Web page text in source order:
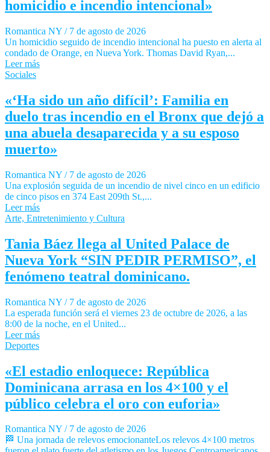
homicidio e incendio intencional»
Romantica NY / 7 de agosto de 2026
Un homicidio seguido de incendio intencional ha puesto en alerta al
condado de Orange, en Nueva York. Thomas David Ryan,...
Leer más
Sociales
«‘Ha sido un año difícil’: Familia en
duelo tras incendio en el Bronx que dejó a
una abuela desaparecida y a su esposo
muerto»
Romantica NY / 7 de agosto de 2026
Una explosión seguida de un incendio de nivel cinco en un edificio
de cinco pisos en 374 East 209th St.,...
Leer más
Arte, Entretenimiento y Cultura
Tania Báez llega al United Palace de
Nueva York “SIN PEDIR PERMISO”, el
fenómeno teatral dominicano.
Romantica NY / 7 de agosto de 2026
La esperada función será el viernes 23 de octubre de 2026, a las
8:00 de la noche, en el United...
Leer más
Deportes
«El estadio enloquece: República
Dominicana arrasa en los 4×100 y el
público celebra el oro con euforia»
Romantica NY / 7 de agosto de 2026
🏁 Una jornada de relevos emocionanteLos relevos 4×100 metros